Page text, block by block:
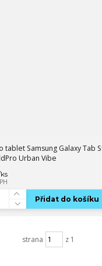
tablet Samsung Galaxy Tab
Urban Vibe
ks
Přidat do košíku
strana z 1